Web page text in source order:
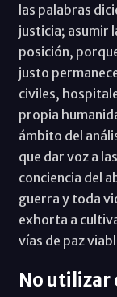
las palabras
justicia; asumir
posición,
justo
civiles,
propia
ámbito del
que dar voz a
conciencia del
guerra y toda
exhorta a
vías de paz
No utilizar